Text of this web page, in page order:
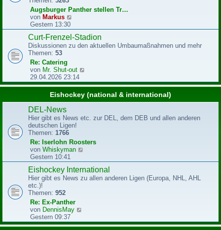
B
e
i
t
r
a
g
Augsburger Panther stellen Tr…
von Markus
u
e
s
r
B
e
i
t
g
Gestern 13:30
Curt-Frenzel-Stadion
Diskussionen zu den aktuellen Umbaumaßnahmen und mehr
Themen: 53
Re: Catering
von Mr. Shut-out
u
e
s
r
i
g
29.04.2026 23:14
Eishockey (national & international)
DEL-News
Hier gibt es News etc. zur DEL, dem DEB und allen anderen
deutschen Ligen!
Themen: 1766
Re: Iserlohn Roosters
von Whiskyman
u
e
s
i
Gestern 10:41
Eishockey International
Hier gibt es News zu allen anderen Ligen (Europa, NHL, AHL
etc.)!
Themen: 952
Re: Ex-Panther
von DennisMay
u
Gestern 09:37